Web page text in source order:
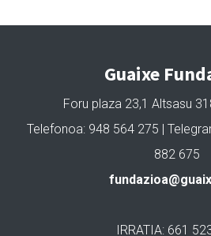
Guaixe
Foru plaza 23,1 Altsasu
Telefonoa: 948 564 275 |
882 675
IRRATIA: 661